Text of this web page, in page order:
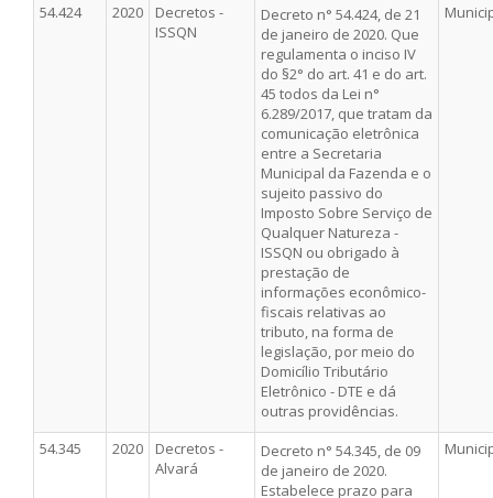
54.424 2020
Decretos -
ISSQN
Decreto n° 54.424, de 21
de janeiro de 2020. Que
regulamenta o inciso IV
do §2° do art. 41 e do art.
45 todos da Lei n°
6.289/2017, que tratam da
comunicação eletrônica
entre a Secretaria
Municipal da Fazenda e o
sujeito passivo do
Imposto Sobre Serviço de
Qualquer Natureza -
ISSQN ou obrigado à
prestação de
informações econômico-
fiscais relativas ao
tributo, na forma de
legislação, por meio do
Domicílio Tributário
Eletrônico - DTE e dá
outras providências.
54.345 2020
Decretos -
Alvará
Decreto n° 54.345, de 09
de janeiro de 2020.
Estabelece prazo para